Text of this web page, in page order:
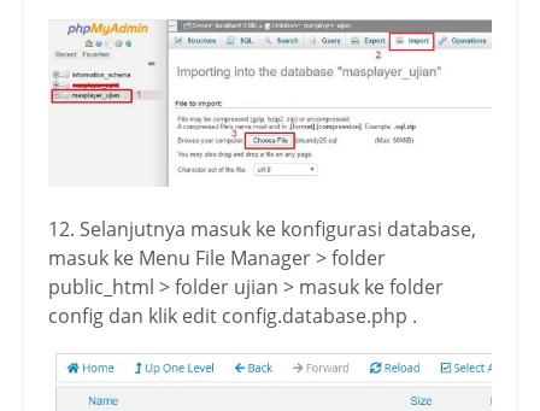
12. Selanjutnya masuk ke konfigurasi database,
masuk ke Menu File Manager > folder
public_html > folder ujian > masuk ke folder
config dan klik edit config.database.php .